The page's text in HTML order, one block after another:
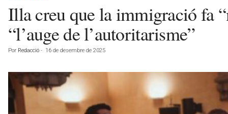
Illa creu que la immigració fa
“l’auge de l’autoritarisme”
Por Redacció - 16 de desembre de 2025